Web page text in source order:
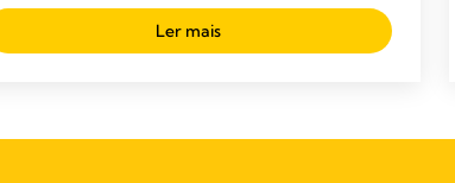
Ler mais